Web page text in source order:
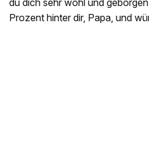
Prozent hinter dir, Papa, und